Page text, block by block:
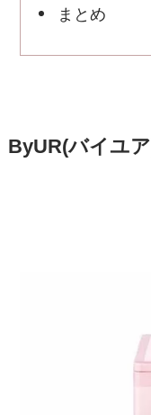
まとめ
ByUR(バイユ